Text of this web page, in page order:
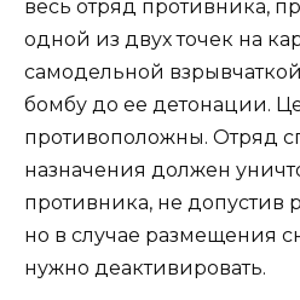
весь отряд противника,
одной из двух точек на
самодельной
бомбу до ее детонации.
противоположны. Отряд
назначения должен
противника, не
но в случае размещения
нужно деактивировать.